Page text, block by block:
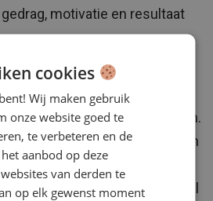
motivatie en resultaat
nodige kritiek tegengekomen.
en psychologen
onderbouwing en
Maar ook al
cookies
Wij maken gebruik
onze website goed te
te verbeteren en de
aanbod op deze
van derden te
op elk gewenst moment